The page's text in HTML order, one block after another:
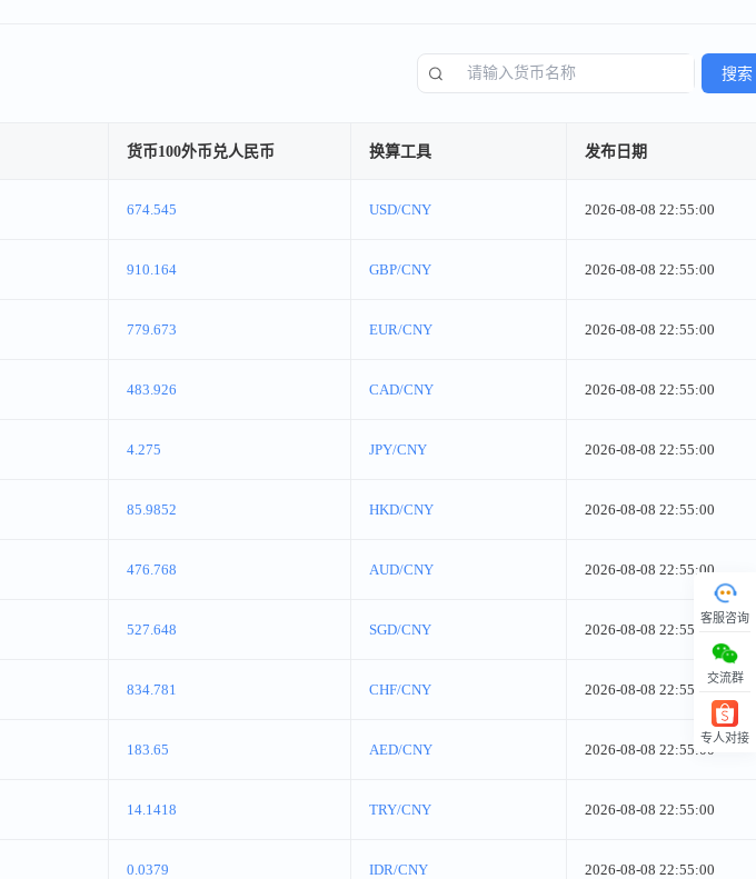
搜索
货币100外币兑人民币 换算工具 发布日期
674.545 USD/CNY 2026-08-08 22:55:00
910.164 GBP/CNY 2026-08-08 22:55:00
779.673 EUR/CNY 2026-08-08 22:55:00
483.926 CAD/CNY 2026-08-08 22:55:00
4.275 JPY/CNY 2026-08-08 22:55:00
85.9852 HKD/CNY 2026-08-08 22:55:00
476.768 AUD/CNY 2026-08-08 22:55:00
527.648 SGD/CNY 2026-08-08 22:55:00
834.781 CHF/CNY 2026-08-08 22:55:00
183.65 AED/CNY 2026-08-08 22:55:00
14.1418 TRY/CNY 2026-08-08 22:55:00
0.0379 IDR/CNY 2026-08-08 22:55:00
客服咨询
交流群
专人对接
回顶部